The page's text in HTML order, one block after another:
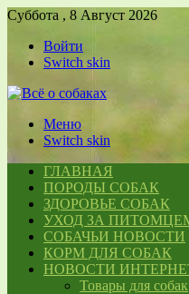
Суббота , 8 Август 2026
Войти
Switch skin
Меню
Switch skin
ГЛАВНАЯ
ПОРОДЫ СОБАК
ЗДОРОВЬЕ СОБАК
УХОД ЗА
СОБАЧЬИ НОВОСТИ
КОРМ ДЛЯ СОБАК
НОВОСТИ
Товары для собак